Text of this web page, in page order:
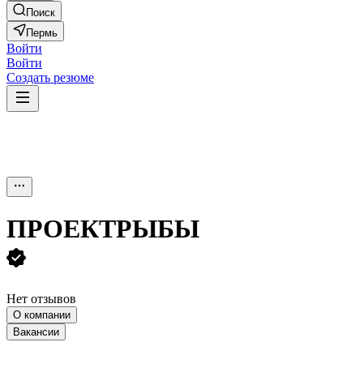
Поиск
Пермь
Войти
Войти
Создать резюме
ПРОЕКТРЫБЫ
Нет отзывов
О компании
Вакансии